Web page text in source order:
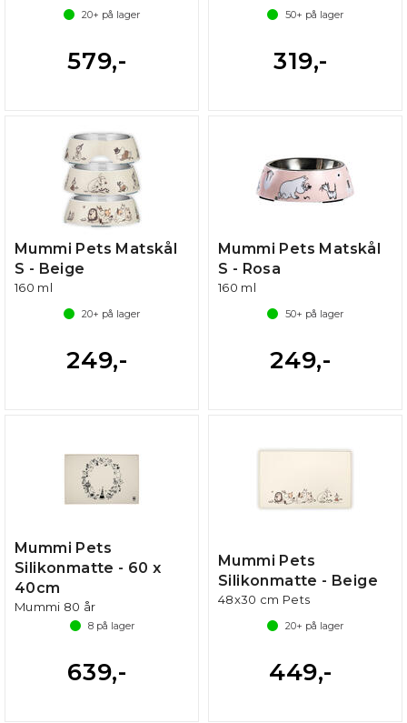
20+ på lager
579,-
50+ på lager
319,-
Mummi Pets Matskål
S - Beige
160 ml
20+ på lager
249,-
Mummi Pets Matskål
S - Rosa
160 ml
50+ på lager
249,-
Mummi Pets
Silikonmatte - 60 x
40cm
Mummi 80 år
8på lager
639,-
Mummi Pets
Silikonmatte - Beige
48x30 cm Pets
20+ på lager
449,-